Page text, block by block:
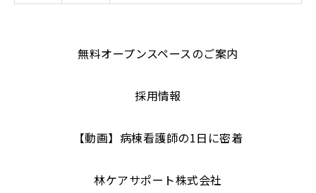
無料オープンスペースのご案内
採用情報
【動画】病棟看護師の1日に密着
林ケアサポート株式会社